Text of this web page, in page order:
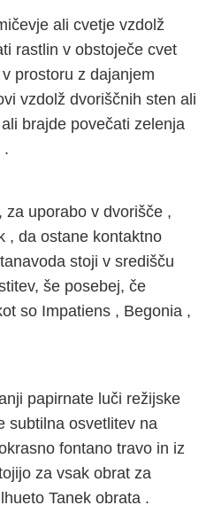
ali cvetje vzdolž
rastlin v obstoječe cvet
prostoru z dajanjem
vzdolž dvoriščnih sten ali
brajde povečati zelenja
.
za uporabo v dvorišče ,
, da ostane kontaktno
stoji v središču
še posebej, če
so Impatiens , Begonia ,
papirnate luči režijske
subtilna osvetlitev na
fontano travo in iz
za vsak obrat za
Tanek obrata .